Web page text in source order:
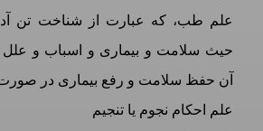
علم طب، که عبارت از شناخت تن
حيث سلامت و بیماری و اسباب و
آن حفظ سلامت و رفع بیماری در
علم احکام نجوم يا تنجیم